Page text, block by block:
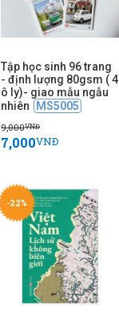
Tập học sinh 96 trang
- định lượng 80gsm ( 4
ô ly)- giao mẫu ngẫu
nhiên
MS5005
9,000VNĐ
7,000VNĐ
-22%